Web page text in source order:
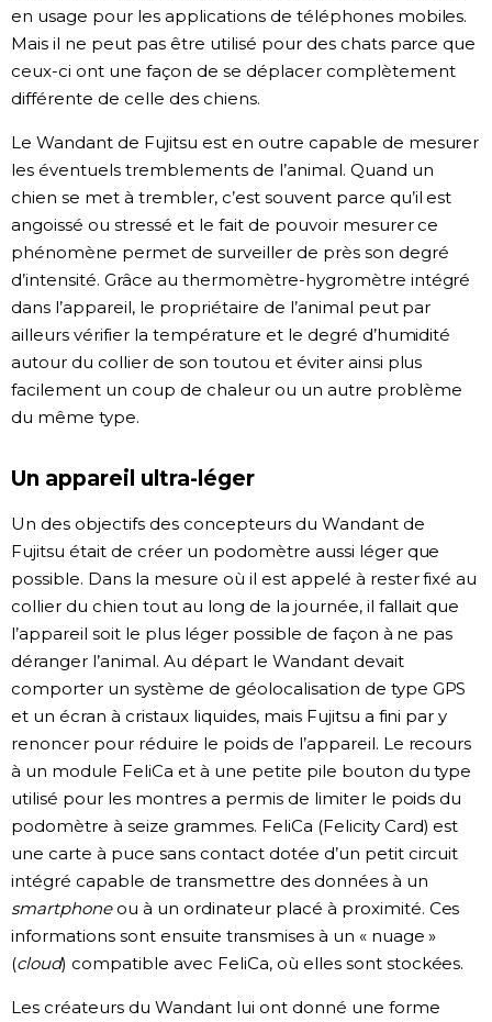
en usage pour les applications de téléphones mobiles.
Mais il ne peut pas être utilisé pour des chats parce que
ceux-ci ont une façon de se déplacer complètement
différente de celle des chiens.
Le Wandant de Fujitsu est en outre capable de mesurer
les éventuels tremblements de l’animal. Quand un
chien se met à trembler, c’est souvent parce qu’il est
angoissé ou stressé et le fait de pouvoir mesurer ce
phénomène permet de surveiller de près son degré
d’intensité. Grâce au thermomètre-hygromètre intégré
dans l’appareil, le propriétaire de l’animal peut par
ailleurs vérifier la température et le degré d’humidité
autour du collier de son toutou et éviter ainsi plus
facilement un coup de chaleur ou un autre problème
du même type.
Un appareil ultra-léger
Un des objectifs des concepteurs du Wandant de
Fujitsu était de créer un podomètre aussi léger que
possible. Dans la mesure où il est appelé à rester fixé au
collier du chien tout au long de la journée, il fallait que
l’appareil soit le plus léger possible de façon à ne pas
déranger l’animal. Au départ le Wandant devait
comporter un système de géolocalisation de type GPS
et un écran à cristaux liquides, mais Fujitsu a fini par y
renoncer pour réduire le poids de l’appareil. Le recours
à un module FeliCa et à une petite pile bouton du type
utilisé pour les montres a permis de limiter le poids du
podomètre à seize grammes. FeliCa (Felicity Card) est
une carte à puce sans contact dotée d’un petit circuit
intégré capable de transmettre des données à un
smartphoneou à un ordinateur placé à proximité. Ces
informations sont ensuite transmises à un « nuage »
(cloud) compatible avec FeliCa, où elles sont stockées.
Les créateurs du Wandant lui ont donné une forme